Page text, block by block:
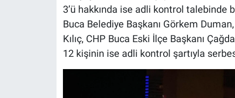
3’ü hakkında ise adli kontrol
Buca Belediye Başkanı Görkem
Kılıç, CHP Buca Eski İlçe Başkanı
12 kişinin ise adli kontrol şartıyla